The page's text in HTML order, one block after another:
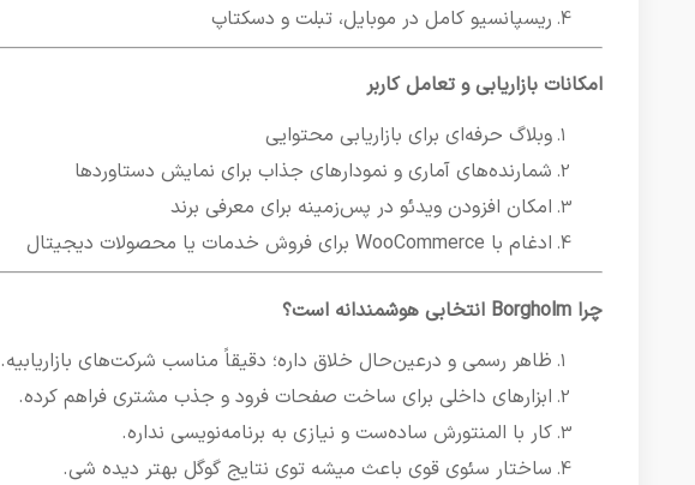
ریسپانسیو کامل در موبایل، تبلت و دسکتاپ
امکانات بازاریابی و تعامل کاربر
وبلاگ حرفه‌ای برای بازاریابی محتوایی
شمارنده‌های آماری و نمودارهای جذاب برای نمایش دستاوردها
امکان افزودن ویدئو در پس‌زمینه برای معرفی برند
ادغام با WooCommerce برای فروش خدمات یا محصولات دیجیتال
چرا Borgholm انتخابی هوشمندانه است؟
ظاهر رسمی و درعین‌حال خلاق داره؛ دقیقاً مناسب شرکت‌های بازاریابیه.
ابزارهای داخلی برای ساخت صفحات فرود و جذب مشتری فراهم کرده.
کار با المنتورش ساده‌ست و نیازی به برنامه‌نویسی نداره.
ساختار سئوی قوی باعث میشه توی نتایج گوگل بهتر دیده شی.